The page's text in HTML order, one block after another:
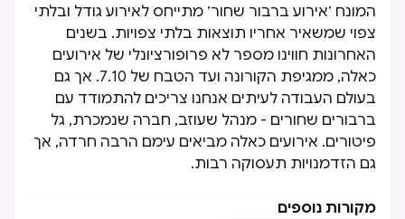
המונח ׳אירוע ברבור שחור׳ מתייחס לאירוע גודל ובלתי
צפוי שמשאיר אחריו תוצאות בלתי צפויות. בשנים
האחרונות חווינו מספר לא פרופורציונלי של אירועים
כאלה, ממגיפת הקורונה ועד הטבח של 7.10. אך גם
בעולם העבודה לעיתים אנחנו צריכים להתמודד עם
ברבורים שחורים - מנהל שעוזב, חברה שנמכרת, גל
פיטורים. אירועים כאלה מביאים עימם הרבה חרדה, אך
גם הזדמנויות תעסוקה רבות.
מקורות נוספים